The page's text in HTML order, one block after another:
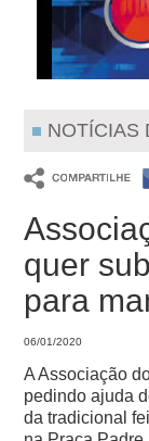
NOTÍCIAS
quer
para
06/01/2020
A Associação
pedindo ajuda
da tradicional